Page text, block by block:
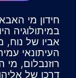
חידון מי
במיתולוגיה
אביו של נוח,
העיתונאי
רוזנבלום,
דרכו של